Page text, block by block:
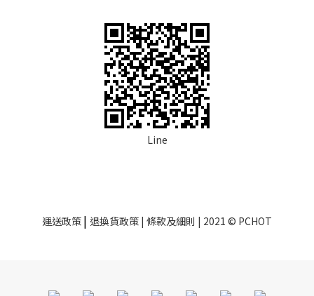
Line
運送政策 | 退換貨政策 | 條款及細則 | 2021 © PCHOT